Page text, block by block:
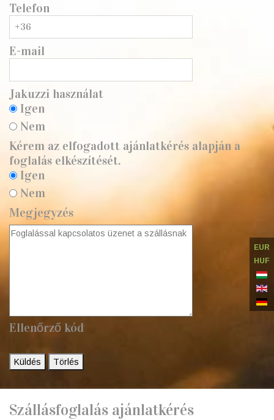
EUR
HUF
Telefon
E-mail
Jakuzzi használat
Igen
Nem
Kérem az elfogadott ajánlatkérés alapján a
foglalás elkészítését.
Igen
Nem
Megjegyzés
Ellenőrző kód
Küldés Törlés
Szállásfoglalás ajánlatkérés